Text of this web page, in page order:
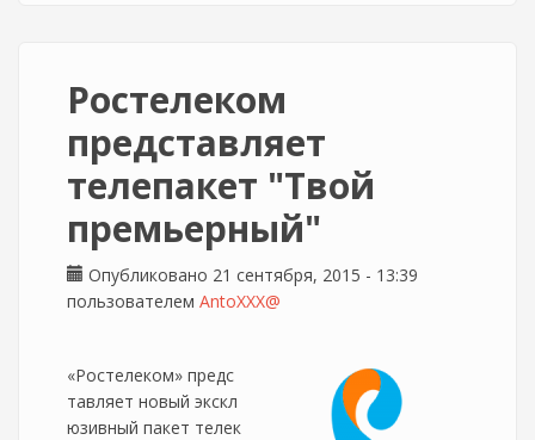
Ростелеком
представляет
телепакет "Твой
премьерный"
Опубликовано 21 сентября, 2015 - 13:39
пользователем AntoXXX@
«Ростелеком» предс
тавляет новый экскл
юзивный пакет телек